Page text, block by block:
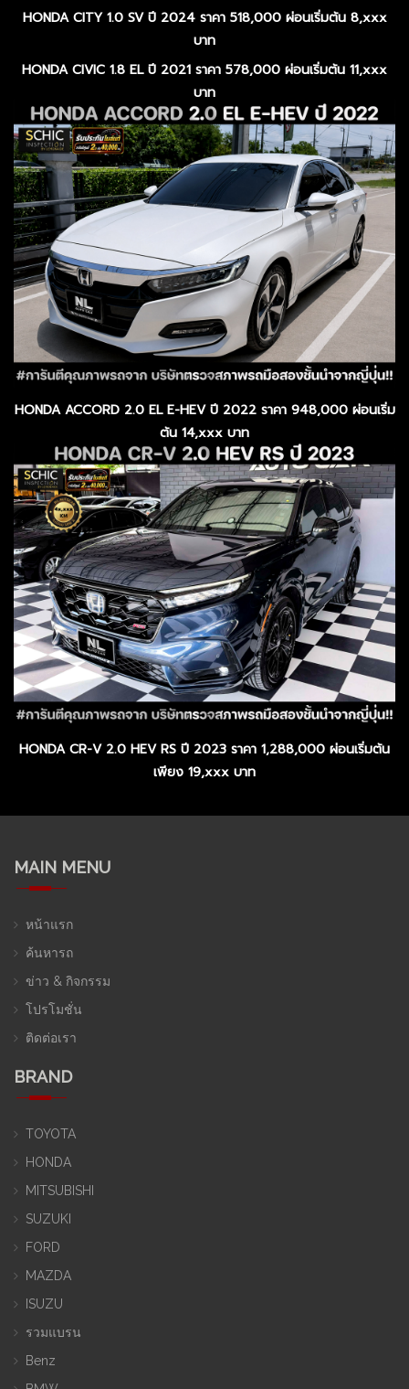
HONDA CITY 1.0 SV ปี 2024 ราคา 518,000 ผ่อนเริ่มต้น 8,xxx
บาท
HONDA CIVIC 1.8 EL ปี 2021 ราคา 578,000 ผ่อนเริ่มต้น 11,xxx
บาท
HONDA ACCORD 2.0 EL E-HEV ปี 2022 ราคา 948,000 ผ่อนเริ่ม
ต้น 14,xxx บาท
HONDA CR-V 2.0 HEV RS ปี 2023 ราคา 1,288,000 ผ่อนเริ่มต้น
เพียง 19,xxx บาท
MAIN MENU
หน้าแรก
ค้นหารถ
ข่าว & กิจกรรม
โปรโมชั่น
ติดต่อเรา
BRAND
TOYOTA
HONDA
MITSUBISHI
SUZUKI
FORD
MAZDA
ISUZU
รวมแบรน
Benz